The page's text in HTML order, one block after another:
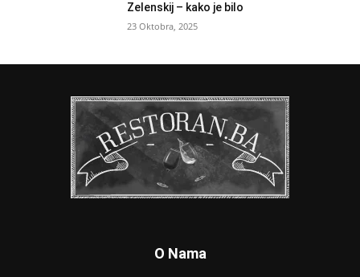
Zelenskij – kako je bilo
23 Oktobra, 2025
O Nama